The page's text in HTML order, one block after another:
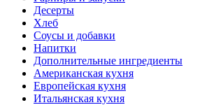
Десерты
Хлеб
Соусы и добавки
Напитки
Дополнительные ингредиенты
Американская кухня
Европейская кухня
Итальянская кухня